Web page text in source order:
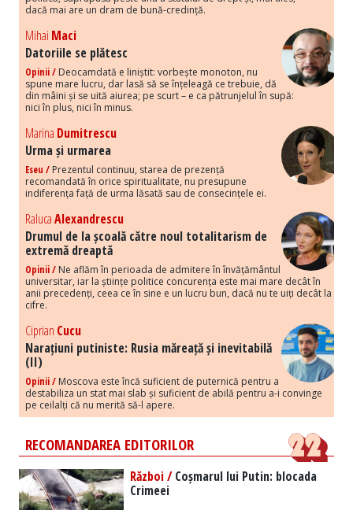
dacă mai are un dram de bună-credință.
Mihai Maci
Datoriile se plătesc
Opinii / Deocamdată e liniștit: vorbește monoton, nu
spune mare lucru, dar lasă să se înțeleagă ce trebuie, dă
din mâini și se uită aiurea; pe scurt – e ca pătrunjelul în supă:
nici în plus, nici în minus.
Marina Dumitrescu
Urma și urmarea
Eseu / Prezentul continuu, starea de prezență
recomandată în orice spiritualitate, nu presupune
indiferența față de urma lăsată sau de consecințele ei.
RalucaAlexandrescu
Drumul de la școală către noul totalitarism de
extremă dreaptă
Opinii / Ne aflăm în perioada de admitere în învățământul
universitar, iar la științe politice concurența este mai mare decât în
anii precedenți, ceea ce în sine e un lucru bun, dacă nu te uiți decât la
cifre.
Ciprian Cucu
Narațiuni putiniste: Rusia măreață și inevitabilă
(II)
Opinii / Moscova este încă suficient de puternică pentru a
destabiliza un stat mai slab și suficient de abilă pentru a-i convinge
pe ceilalți că nu merită să-l apere.
RECOMANDAREA EDITORILOR
Război /Coșmarul lui Putin: blocada
Crimeei